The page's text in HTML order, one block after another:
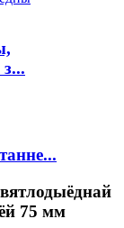
75 мм